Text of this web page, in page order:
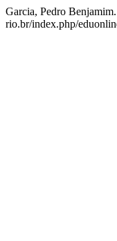
Garcia, Pedro
rio.br/index.php/